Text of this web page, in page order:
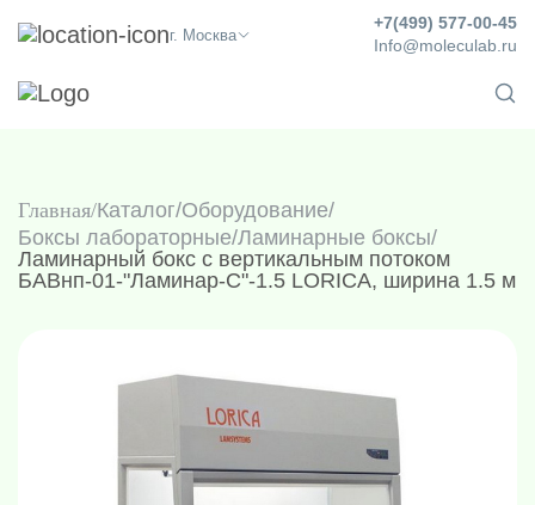
г. Москва
Info@moleculab.ru
+7(499) 577-00-45
Главная Каталог/Оборудование/
Боксы лабораторные/Ламинарные боксы/
Ламинарный бокс с вертикальным потоком
БАВнп-01-"Ламинар-С"-1.5 LORICA, ширина 1.5 м